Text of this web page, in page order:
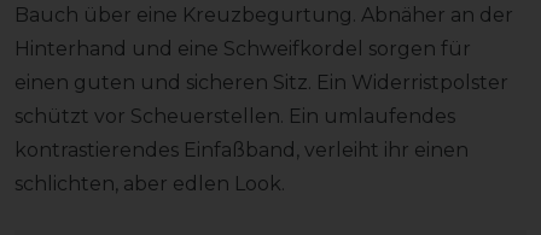
Bauch über eine Kreuzbegurtung. Abnäher an der
Hinterhand und eine Schweifkordel sorgen für
einen guten und sicheren Sitz. Ein Widerristpolster
schützt vor Scheuerstellen. Ein umlaufendes
kontrastierendes Einfaßband, verleiht ihr einen
schlichten, aber edlen Look.